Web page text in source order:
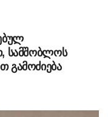
სამშობლოს
გამოძიება